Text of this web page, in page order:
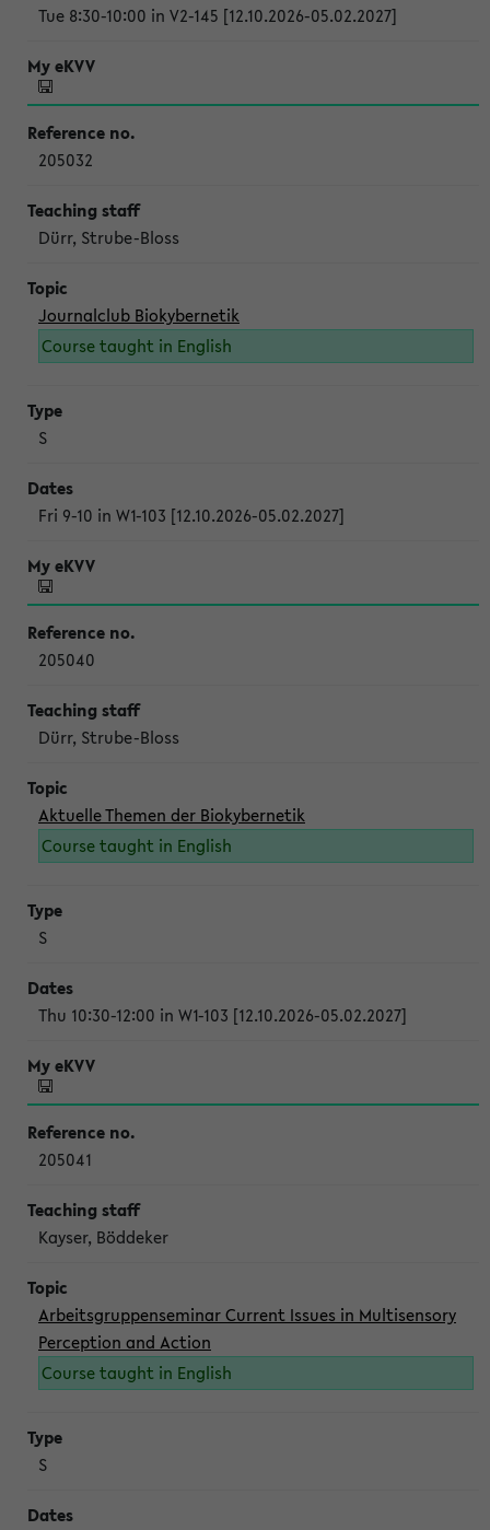
Tue 8:30-10:00 in V2-145 [12.10.2026-05.02.2027]
205032
Dürr, Strube-Bloss
Journalclub Biokybernetik
Course taught in English
S
Fri 9-10 in W1-103 [12.10.2026-05.02.2027]
205040
Dürr, Strube-Bloss
Aktuelle Themen der Biokybernetik
Course taught in English
S
Thu 10:30-12:00 in W1-103 [12.10.2026-05.02.2027]
205041
Kayser, Böddeker
Arbeitsgruppenseminar Current Issues in Multisensory
Perception and Action
Course taught in English
S